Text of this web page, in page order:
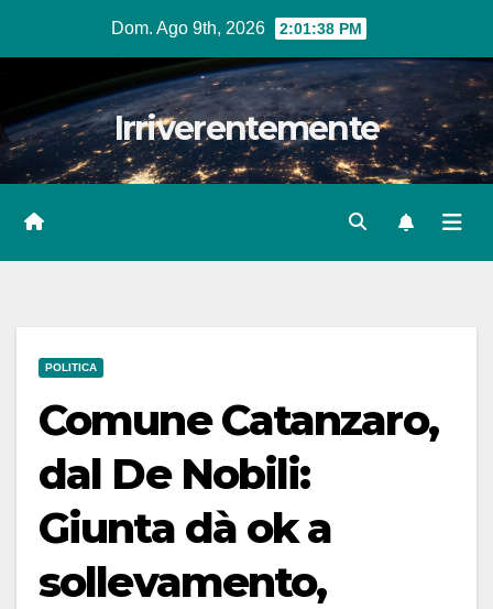
Dom. Ago 9th, 2026 2:01:39 PM
Irriverentemente
POLITICA
Comune Catanzaro,
dal De Nobili:
Giunta dà ok a
sollevamento,